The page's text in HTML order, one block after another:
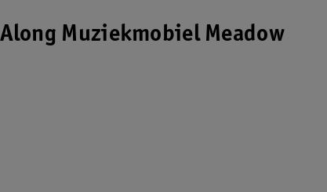
Along Muziekmobiel Meadow